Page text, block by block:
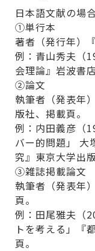
日本語文献の場
①単行本
著者（発行年）
例：青山秀夫（
会理論』岩波書店
②論文
執筆者（発表年
版社、掲載頁。
例：内田義彦（
バー的問題」 大
究』東京大学出
③雑誌掲載論文
執筆者（発表年
頁。
例：田尾雅夫（
トを考える」『
頁。